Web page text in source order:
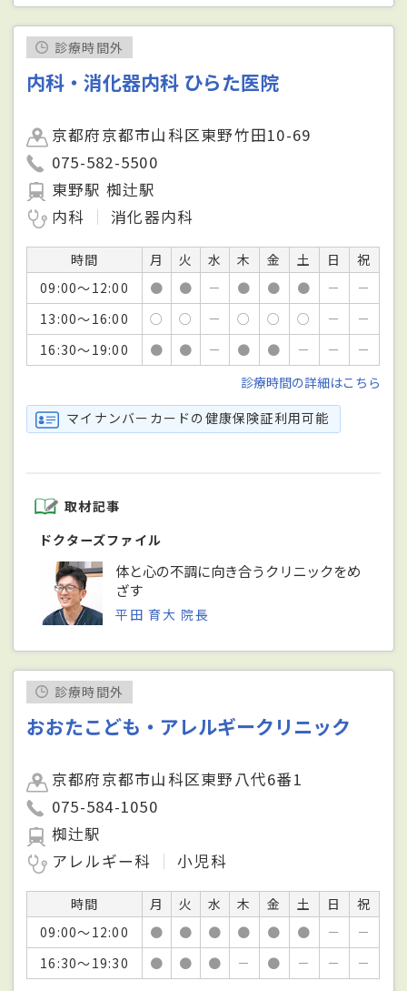
診療時間外
内科・消化器内科 ひらた医院
京都府京都市山科区東野竹田10-69
075-582-5500
東野駅 椥辻駅
内科
消化器内科
時間 月 火 水 木 金 土 日
祝
09:00～12:00
● ● － ● ● ● －
－
13:00～16:00
○ ○ － ○ ○ ○ －
－
16:30～19:00
● ● － ● ● － －
－
診療時間の詳細はこちら
マイナンバーカードの健康保険証利用可能
取材記事
ドクターズファイル
体と心の不調に向き合うクリニックをめ
ざす
平田 育大 院長
診療時間外
おおたこども・アレルギークリニック
京都府京都市山科区東野八代6番1
075-584-1050
椥辻駅
アレルギー科
小児科
時間 月 火 水 木 金 土 日
祝
09:00～12:00
● ● ● ● ● ● －
－
16:30～19:30
● ● ● － ● － － －